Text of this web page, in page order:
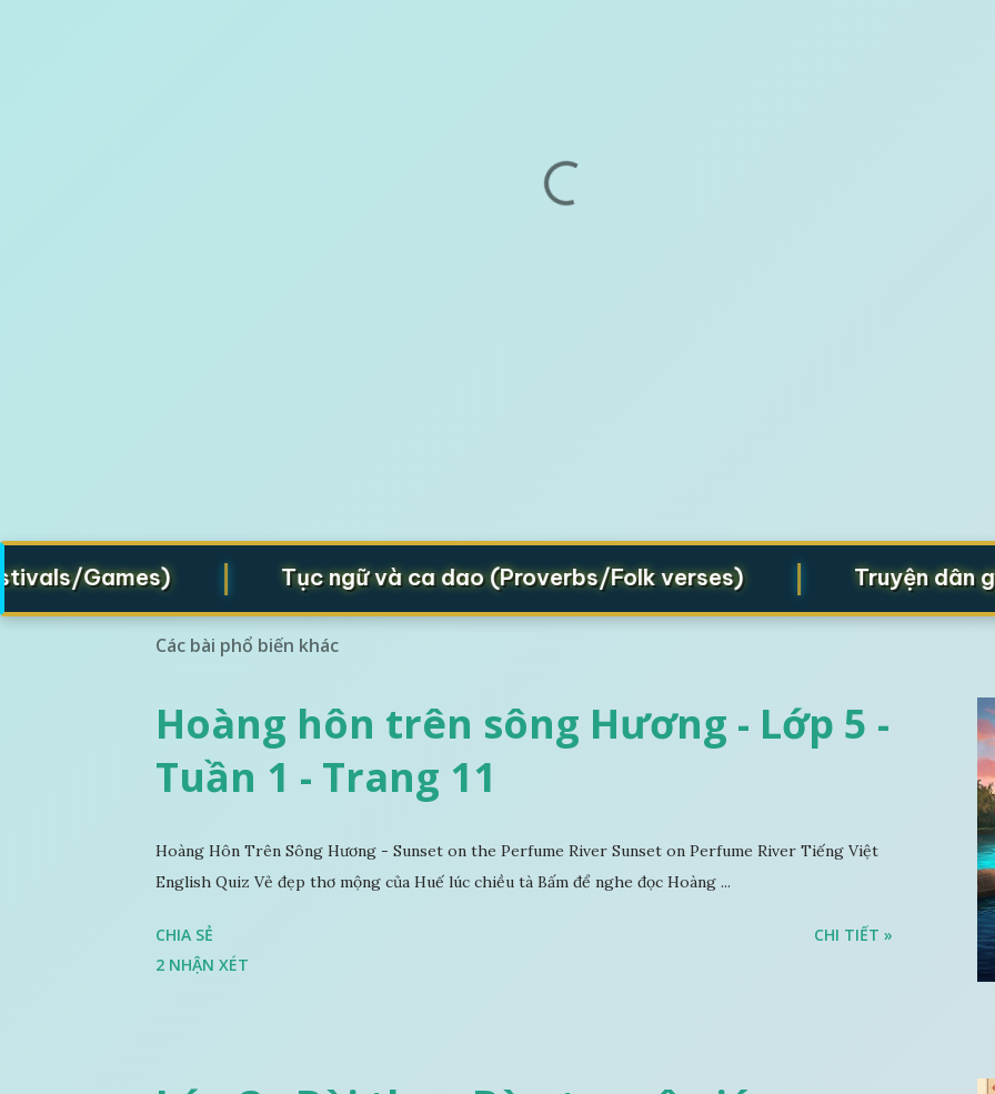
Games) | Tục ngữ và ca dao (Proverbs/Folk verses) | Truyện dân gian
Các bài phổ biến khác
Hoàng hôn trên sông Hương - Lớp 5 -
Tuần 1 - Trang 11
Hoàng Hôn Trên Sông Hương - Sunset on the Perfume River Sunset on Perfume River Tiếng Việt
English Quiz Vẻ đẹp thơ mộng của Huế lúc chiều tà Bấm để nghe đọc Hoàng ...
CHIA SẺ
2 NHẬN XÉT
CHI TIẾT »